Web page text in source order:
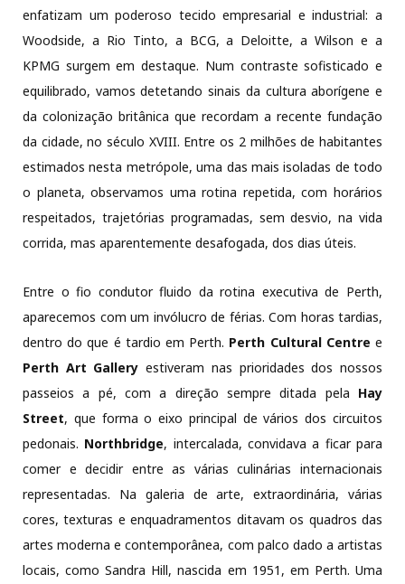
enfatizam um poderoso tecido empresarial e industrial: a
Woodside, a Rio Tinto, a BCG, a Deloitte, a Wilson e a
KPMG surgem em destaque. Num contraste sofisticado e
equilibrado, vamos detetando sinais da cultura aborígene e
da colonização britânica que recordam a recente fundação
da cidade, no século XVIII. Entre os 2 milhões de habitantes
estimados nesta metrópole, uma das mais isoladas de todo
o planeta, observamos uma rotina repetida, com horários
respeitados, trajetórias programadas, sem desvio, na vida
corrida, mas aparentemente desafogada, dos dias úteis.
Entre o fio condutor fluido da rotina executiva de Perth,
aparecemos com um invólucro de férias. Com horas tardias,
dentro do que é tardio em Perth. Perth Cultural Centre e
Perth Art Gallery estiveram nas prioridades dos nossos
passeios a pé, com a direção sempre ditada pela Hay
Street, que forma o eixo principal de vários dos circuitos
pedonais. Northbridge, intercalada, convidava a ficar para
comer e decidir entre as várias culinárias internacionais
representadas. Na galeria de arte, extraordinária, várias
cores, texturas e enquadramentos ditavam os quadros das
artes moderna e contemporânea, com palco dado a artistas
locais, como Sandra Hill, nascida em 1951, em Perth. Uma